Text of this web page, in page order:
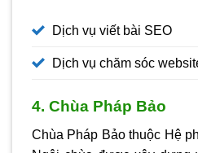
Dịch vụ viết bài SEO
Dịch vụ chăm sóc
4. Chùa Pháp Bảo
Chùa Pháp Bảo thuộc Hệ